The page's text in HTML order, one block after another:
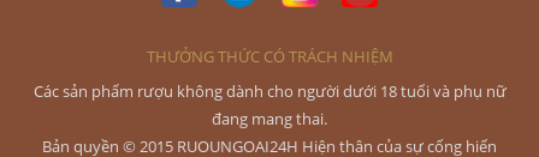
THƯỞNG THỨC CÓ TRÁCH NHIỆM
Các sản phẩm rượu không dành cho người dưới 18 tuổi và phụ nữ
đang mang thai.
Bản quyền © 2015 RUOUNGOAI24H Hiện thân của sự cống hiến